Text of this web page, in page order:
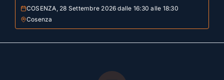
COSENZA, 28 Settembre 2026 dalle 16:30 alle 18:30
Cosenza